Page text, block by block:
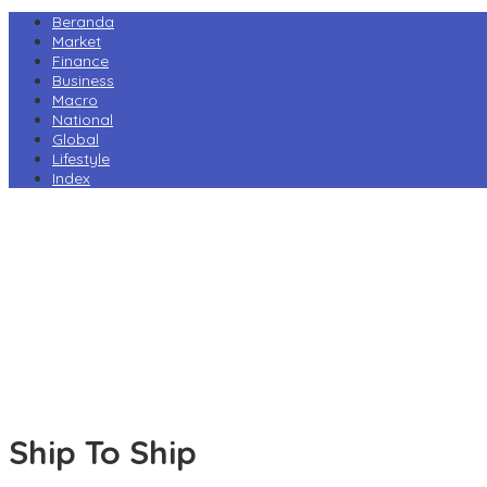
Beranda
Market
Finance
Business
Macro
National
Global
Lifestyle
Index
Ship To Ship